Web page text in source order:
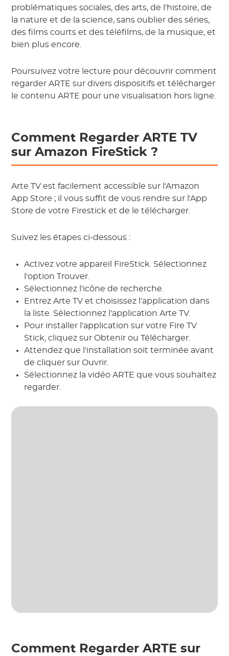
problématiques sociales, des arts, de l'histoire, de
la nature et de la science, sans oublier des séries,
des films courts et des téléfilms, de la musique, et
bien plus encore.
Poursuivez votre lecture pour découvrir comment
regarder ARTE sur divers dispositifs et télécharger
le contenu ARTE pour une visualisation hors ligne.
Comment Regarder ARTE TV
sur Amazon FireStick ?
Arte TV est facilement accessible sur l'Amazon
App Store ; il vous suffit de vous rendre sur l'App
Store de votre Firestick et de le télécharger.
Suivez les étapes ci-dessous :
Activez votre appareil FireStick. Sélectionnez
l'option Trouver.
Sélectionnez l'icône de recherche.
Entrez Arte TV et choisissez l'application dans
la liste. Sélectionnez l'application Arte TV.
Pour installer l'application sur votre Fire TV
Stick, cliquez sur Obtenir ou Télécharger.
Attendez que l'installation soit terminée avant
de cliquer sur Ouvrir.
Sélectionnez la vidéo ARTE que vous souhaitez
regarder.
Comment Regarder ARTE sur